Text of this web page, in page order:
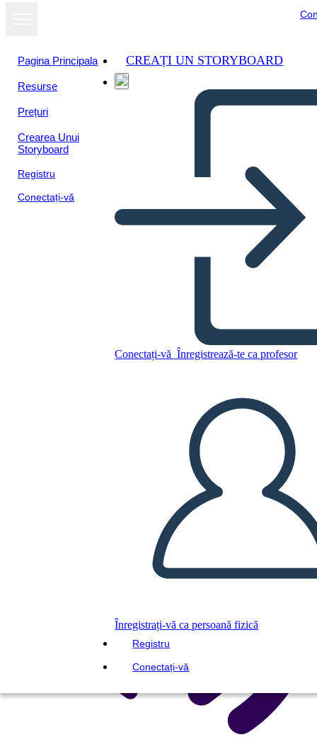
Pagina Principala
Resurse
Prețuri
Crearea Unui
Storyboard
Registru
Conectați-vă
CREAȚI UN STORYBOARD
Conectați-vă Înregistrează-te ca profesor
Înregistrați-vă ca persoană fizică
Registru
Conectați-vă
Copiați acest Storyboard
REDAȚI PREZENTAREA DE DIAPOZITIVE
CITESTE-MI
Vizualizați ca
prezentare de